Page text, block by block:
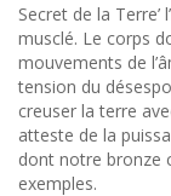
Secret de la
musclé. Le corps
mouvements de
tension du
creuser la terre
atteste de la
dont notre bronze
exemples.